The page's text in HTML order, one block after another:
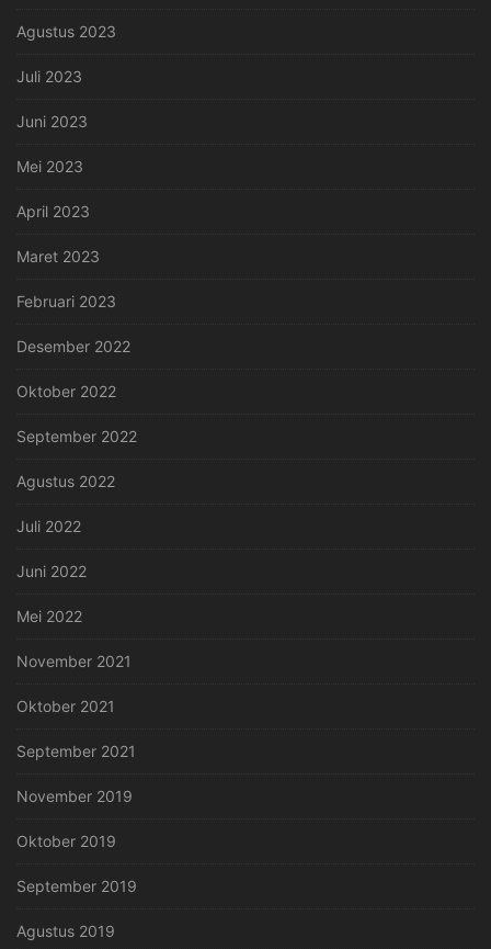
Agustus 2023
Juli 2023
Juni 2023
Mei 2023
April 2023
Maret 2023
Februari 2023
Desember 2022
Oktober 2022
September 2022
Agustus 2022
Juli 2022
Juni 2022
Mei 2022
November 2021
Oktober 2021
September 2021
November 2019
Oktober 2019
September 2019
Agustus 2019